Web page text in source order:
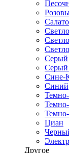
Серый
Сине-
Синий
Циан
Другое